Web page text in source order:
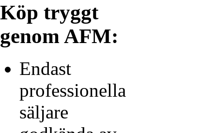
Köp tryggt
genom AFM:
Endast
professionella
säljare